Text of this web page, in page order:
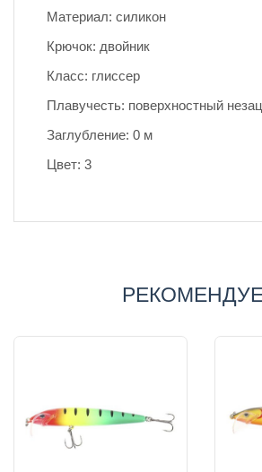
Материал: силикон
Крючок: двойник
Класс: глиссер
Плавучесть: поверхностный
Заглубление: 0 м
Цвет: 3